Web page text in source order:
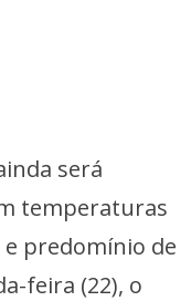
será
temperaturas
e predomínio de
feira (22), o